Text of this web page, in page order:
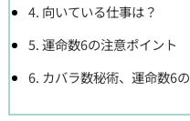
4. 向いている仕事は？
5. 運命数6の注意ポイント
6. カバラ数秘術、運命数6